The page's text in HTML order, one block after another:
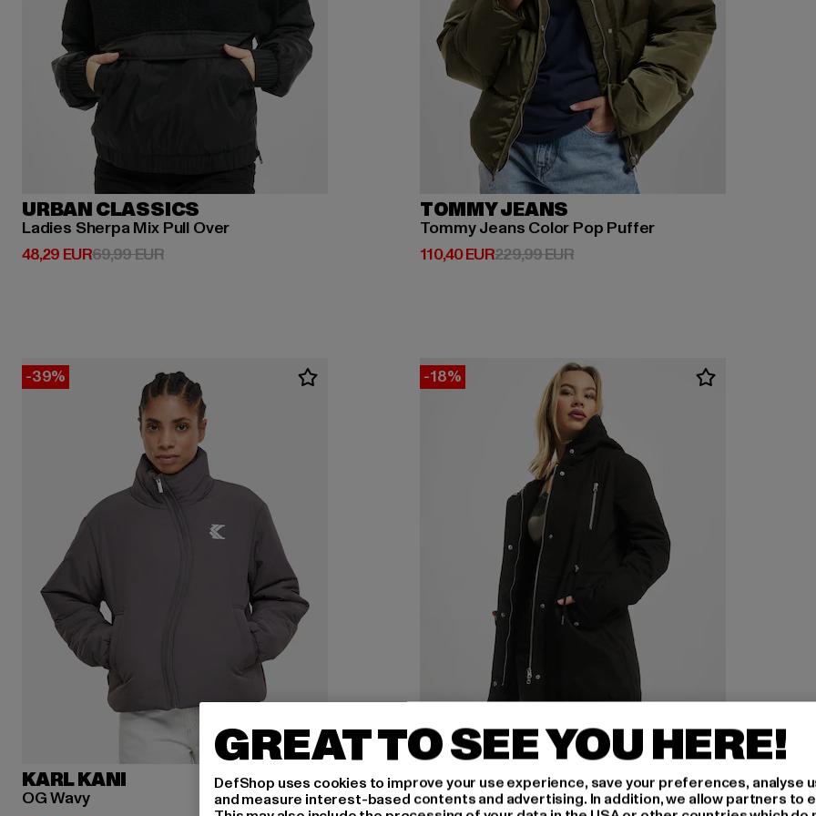
URBAN CLASSICS
Ladies Sherpa Mix Pull Over
48,29 EUR
Derzeitiger Preis: 48,29 EUR
69,99 EURAktionspreis: 69,99 EUR
TOMMY JEANS
Tommy Jeans Color Pop Puffer
110,40 EUR
Derzeitiger Preis: 110,40 EUR
229,99 EURAktionspreis: 229,99 EUR
-39%
KARL KANI
OG Wavy
-18%
URBAN CLASSICS
Ladies Sherpa Lined Cotton
GREAT TO SEE YOU HERE!
DefShop uses cookies to improve your use experience, save your preferences, analyse
and measure interest-based contents and advertising. In addition, we allow partners to